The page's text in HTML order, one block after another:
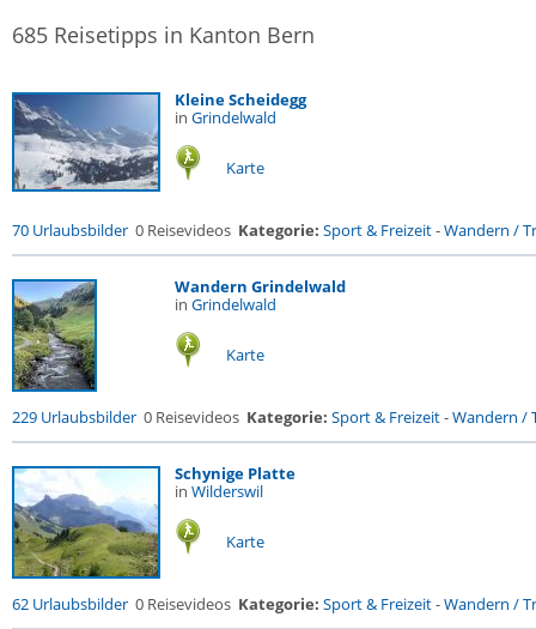
685 Reisetipps in Kanton Bern
Kleine Scheidegg
in Grindelwald
Karte
70 Urlaubsbilder 0 Reisevideos Kategorie: Sport & Freizeit-Wandern /
Wandern Grindelwald
in Grindelwald
Karte
229 Urlaubsbilder 0 Reisevideos Kategorie: Sport & Freizeit-Wandern /
Schynige Platte
in Wilderswil
Karte
62 Urlaubsbilder 0 Reisevideos Kategorie: Sport & Freizeit-Wandern /